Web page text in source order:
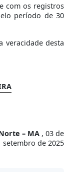
com os registros
período de 30
veracidade desta
– MA , 03 de
setembro de 2025